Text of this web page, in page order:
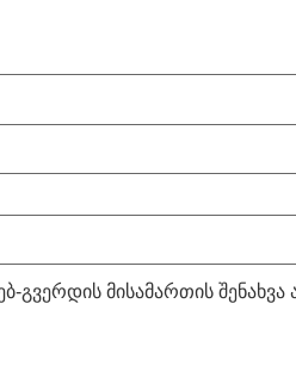
გვერდის მისამართის